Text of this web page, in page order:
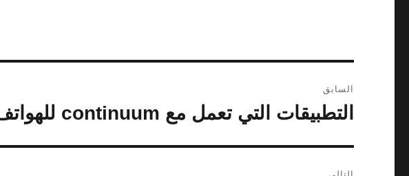
المقالات
السابق
المقالة
التطبيقات التي تعمل مع continuum للهواتف